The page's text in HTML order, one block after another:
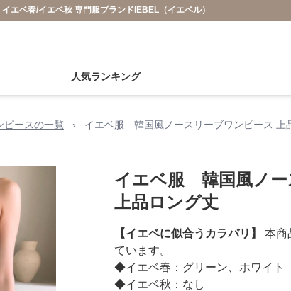
イエベ春/イエベ秋 専門服ブランドIEBEL（イエベル）
人気ランキング
ピースの一覧 › イエベ服 韓国風ノースリーブワンピース 上
イエベ服 韓国風ノー
上品ロング丈
【イエベに似合うカラバリ】
本商
ています。
◆イエベ春：グリーン、ホワイト
◆イエベ秋：なし